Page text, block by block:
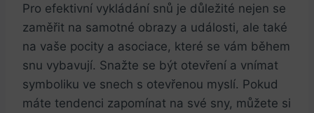
Pro efektivní vykládání snů je důležité nejen se
zaměřit na samotné obrazy a události, ale také
na vaše pocity a asociace, které se vám během
snu vybavují. Snažte se být otevření a vnímat
symboliku ve snech s otevřenou myslí. Pokud
máte tendenci zapomínat na své sny, můžete si